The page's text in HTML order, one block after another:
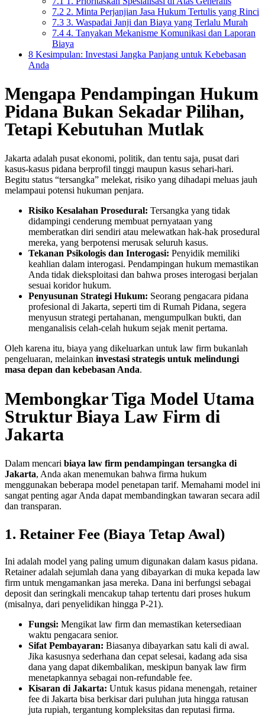
7.2 2. Minta Perjanjian Jasa Hukum Tertulis yang Rinci
7.3 3. Waspadai Janji dan Biaya yang Terlalu Murah
7.4 4. Tanyakan Mekanisme Komunikasi dan Laporan
Biaya
8 Kesimpulan: Investasi Jangka Panjang untuk Kebebasan
Anda
Mengapa Pendampingan Hukum
Pidana Bukan Sekadar Pilihan,
Tetapi Kebutuhan Mutlak
Jakarta adalah pusat ekonomi, politik, dan tentu saja, pusat dari
kasus-kasus pidana berprofil tinggi maupun kasus sehari-hari.
Begitu status “tersangka” melekat, risiko yang dihadapi meluas jauh
melampaui potensi hukuman penjara.
Risiko Kesalahan Prosedural: Tersangka yang tidak
didampingi cenderung membuat pernyataan yang
memberatkan diri sendiri atau melewatkan hak-hak prosedural
mereka, yang berpotensi merusak seluruh kasus.
Tekanan Psikologis dan Interogasi: Penyidik memiliki
keahlian dalam interogasi. Pendampingan hukum memastikan
Anda tidak dieksploitasi dan bahwa proses interogasi berjalan
sesuai koridor hukum.
Penyusunan Strategi Hukum: Seorang pengacara pidana
profesional di Jakarta, seperti tim di Rumah Pidana, segera
menyusun strategi pertahanan, mengumpulkan bukti, dan
menganalisis celah-celah hukum sejak menit pertama.
Oleh karena itu, biaya yang dikeluarkan untuk law firm bukanlah
pengeluaran, melainkan investasi strategis untuk melindungi
masa depan dan kebebasan Anda.
Membongkar Tiga Model Utama
Struktur Biaya Law Firm di
Jakarta
Dalam mencari biaya law firm pendampingan tersangka di
Jakarta, Anda akan menemukan bahwa firma hukum
menggunakan beberapa model penetapan tarif. Memahami model ini
sangat penting agar Anda dapat membandingkan tawaran secara adil
dan transparan.
1. Retainer Fee (Biaya Tetap Awal)
Ini adalah model yang paling umum digunakan dalam kasus pidana.
Retainer adalah sejumlah dana yang dibayarkan di muka kepada law
firm untuk mengamankan jasa mereka. Dana ini berfungsi sebagai
deposit dan seringkali mencakup tahap tertentu dari proses hukum
(misalnya, dari penyelidikan hingga P-21).
Fungsi: Mengikat law firm dan memastikan ketersediaan
waktu pengacara senior.
Sifat Pembayaran: Biasanya dibayarkan satu kali di awal.
Jika kasusnya sederhana dan cepat selesai, kadang ada sisa
dana yang dapat dikembalikan, meskipun banyak law firm
menetapkannya sebagai non-refundable fee.
Kisaran di Jakarta: Untuk kasus pidana menengah, retainer
fee di Jakarta bisa berkisar dari puluhan juta hingga ratusan
juta rupiah, tergantung kompleksitas dan reputasi firma.